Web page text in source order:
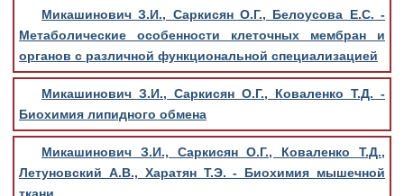
Микашинович З.И., Саркисян О.Г., Белоусова Е.С. -
Метаболические особенности клеточных мембран и
органов с различной функциональной специализацией
Микашинович З.И., Саркисян О.Г., Коваленко Т.Д. -
Биохимия липидного обмена
Микашинович З.И., Саркисян О.Г., Коваленко Т.Д.,
Летуновский А.В., Харатян Т.Э. - Биохимия мышечной